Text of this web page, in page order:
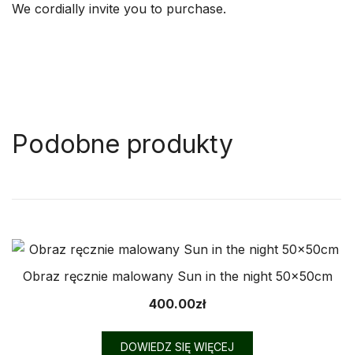
We cordially invite you to purchase.
Podobne produkty
Obraz ręcznie malowany Sun in the night 50x50cm
400.00zł
DOWIEDZ SIĘ WIĘCEJ